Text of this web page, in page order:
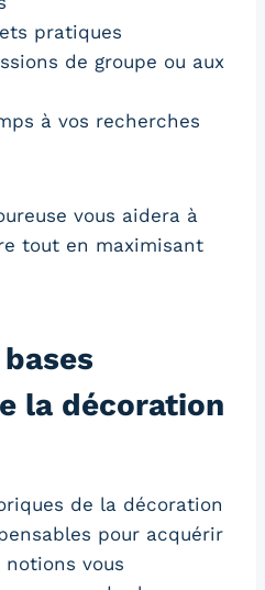
pratiques
de groupe ou aux
à vos recherches
vous aidera à
tout en maximisant
la décoration
de la décoration
pour acquérir
notions vous